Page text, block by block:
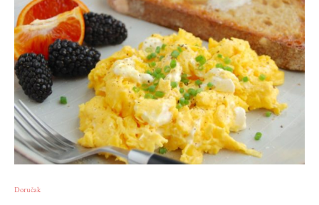
Doručak